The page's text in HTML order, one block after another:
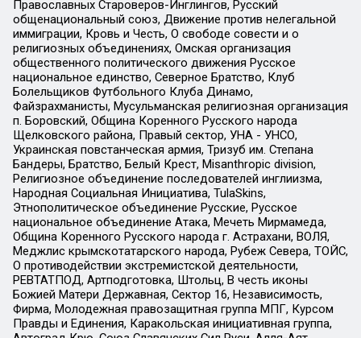
Православных Староверов-Инглингов, Русский
общенациональный союз, Движение против нелегальной
иммиграции, Кровь и Честь, О свободе совести и о
религиозных объединениях, Омская организация
общественного политического движения Русское
национальное единство, Северное Братство, Клуб
Болельщиков Футбольного Клуба Динамо,
Файзрахманисты, Мусульманская религиозная организация
п. Боровский, Община Коренного Русского народа
Щелковского района, Правый сектор, УНА - УНСО,
Украинская повстанческая армия, Тризуб им. Степана
Бандеры, Братство, Белый Крест, Misanthropic division,
Религиозное объединение последователей инглиизма,
Народная Социальная Инициатива, TulaSkins,
Этнополитическое объединение Русские, Русское
национальное объединение Атака, Мечеть Мирмамеда,
Община Коренного Русского народа г. Астрахани, ВОЛЯ,
Меджлис крымскотатарского народа, Рубеж Севера, ТОЙС,
О противодействии экстремистской деятельности,
РЕВТАТПОД, Артподготовка, Штольц, В честь иконы
Божией Матери Державная, Сектор 16, Независимость,
Фирма, Молодежная правозащитная группа МПГ, Курсом
Правды и Единения, Каракольская инициативная группа,